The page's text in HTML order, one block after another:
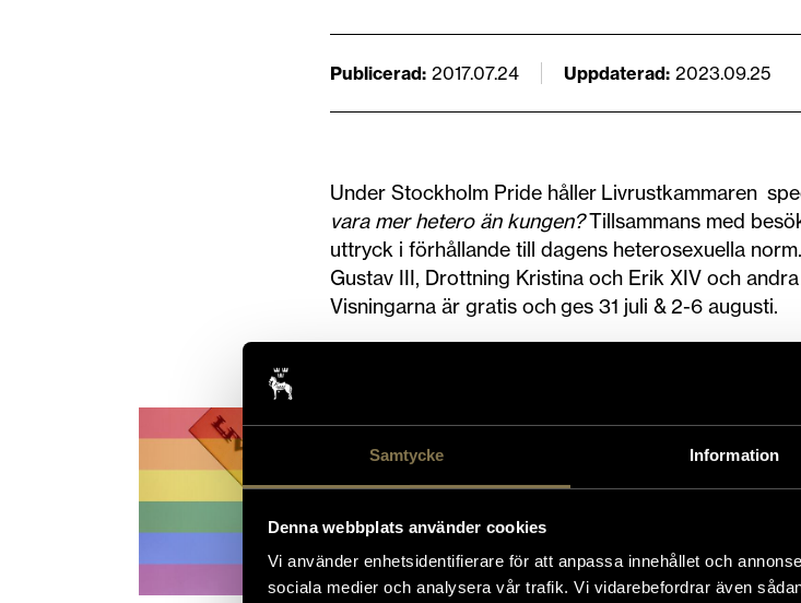
Samtycke Information
Denna webbplats använder cookies
Vi använder enhetsidentifierare för att anpassa innehållet och
sociala medier och analysera vår trafik. Vi vidarebefordrar även
Publicerad 2017.07.24 Uppdaterad 2023.09.25
Under Stockholm Pride håller Livrustkammaren
vara mer hetero än kungen?Tillsammans med
uttryck i förhållande till dagens heterosexuella
Gustav III, Drottning Kristina och Erik XIV och
Visningarna är gratis och ges 31 juli & 2-6 augusti.